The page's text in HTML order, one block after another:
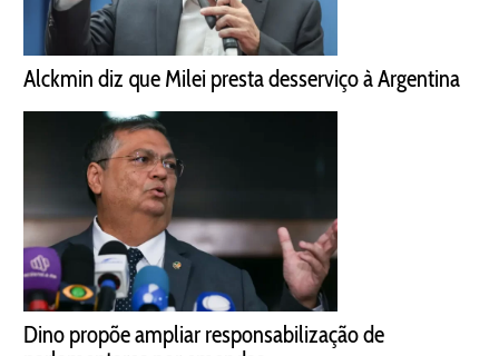
Alckmin diz que Milei presta desserviço à Argentina
Dino propõe ampliar responsabilização de